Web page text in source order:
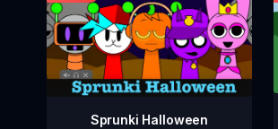
Sprunki Halloween